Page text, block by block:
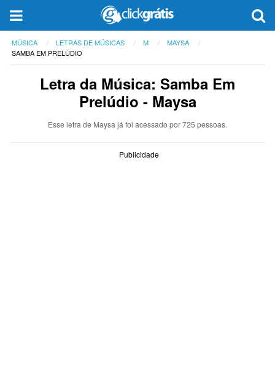
MÚSICA LETRAS DE MÚSICAS M
MAYSA
SAMBA EM PRELÚDIO
Letra da Música: Samba Em
Prelúdio - Maysa
Esse letra de Maysa já foi acessado por 725 pessoas.
Publicidade